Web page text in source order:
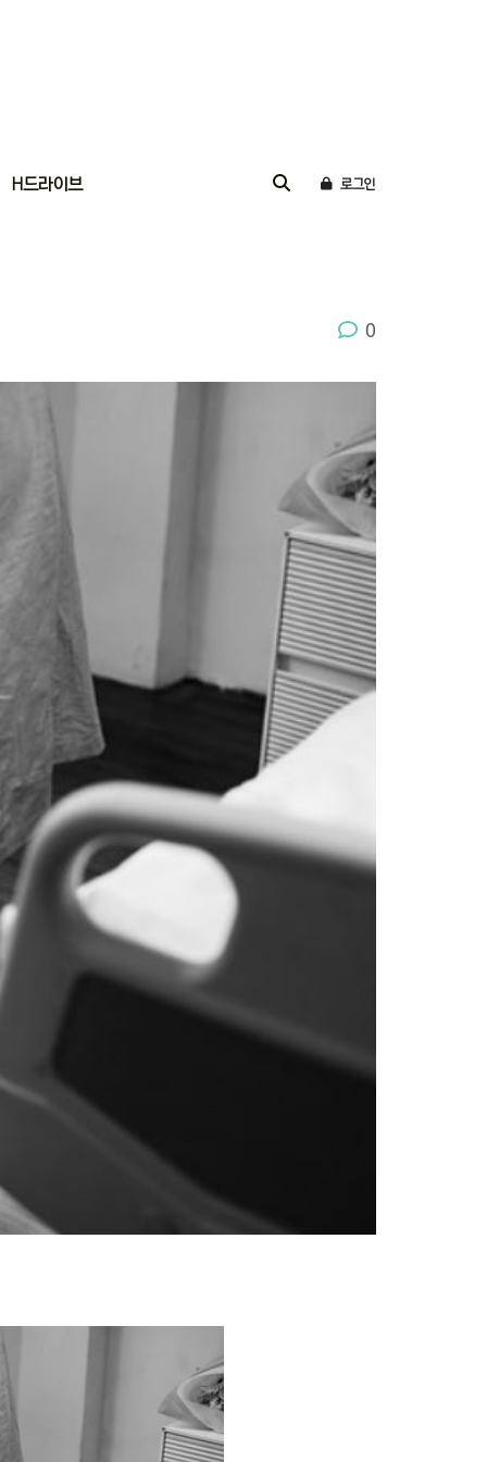
H드라이브 로그인
0